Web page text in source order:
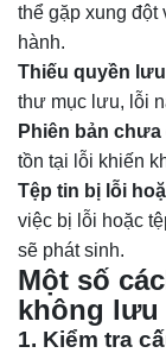
thể gặp xung đột
hành.
Thiếu quyền
thư mục lưu, lỗi
Phiên bản
tồn tại lỗi khiến
Tệp tin bị lỗi
việc bị lỗi hoặc
sẽ phát sinh.
Một số
không
1. Kiểm tra